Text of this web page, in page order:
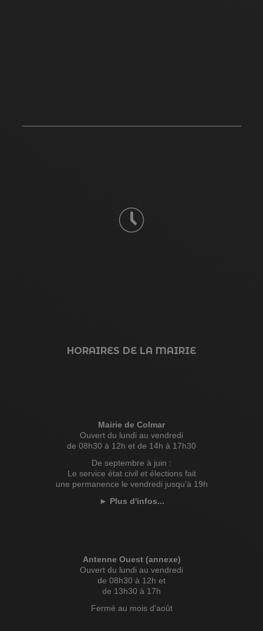
HORAIRES DE LA MAIRIE
Mairie de Colmar
Ouvert du lundi au vendredi
de 08h30 à 12h et de 14h à 17h30
De septembre à juin :
Le service état civil et élections fait
une permanence le vendredi jusqu’à 19h
► Plus d'infos...
Antenne Ouest (annexe)
Ouvert du lundi au vendredi
de 08h30 à 12h et
de 13h30 à 17h
Fermé au mois d'août